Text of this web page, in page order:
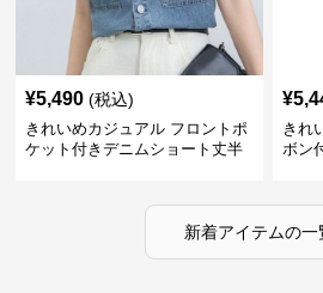
¥5,490 (税込)
きれいめカジュアル フロントポ
ケット付きデニムショート丈半
¥
きれ
ボン
新着アイテムの一